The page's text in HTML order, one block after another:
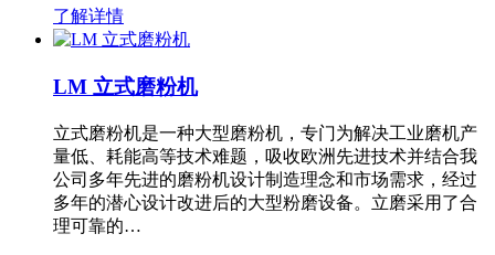
了解详情
LM 立式磨粉机
立式磨粉机是一种大型磨粉机，专门为解决工业磨机产
量低、耗能高等技术难题，吸收欧洲先进技术并结合我
公司多年先进的磨粉机设计制造理念和市场需求，经过
多年的潜心设计改进后的大型粉磨设备。立磨采用了合
理可靠的…